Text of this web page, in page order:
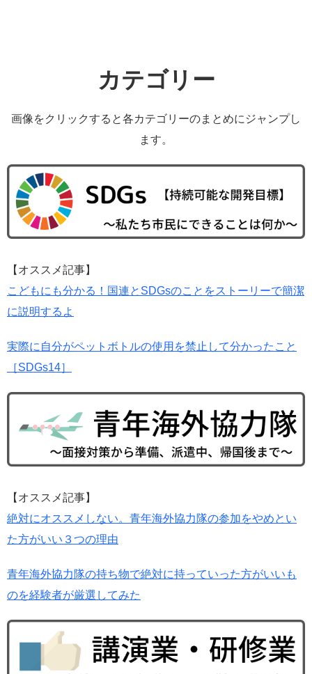
カテゴリー
画像をクリックすると各カテゴリーのまとめにジャンプし
ます。
【オススメ記事】
こどもにも分かる！国連とSDGsのことをストーリーで簡潔
に説明するよ
実際に自分がペットボトルの使用を禁止して分かったこと
［SDGs14］
【オススメ記事】
絶対にオススメしない。青年海外協力隊の参加をやめとい
た方がいい３つの理由
青年海外協力隊の持ち物で絶対に持っていった方がいいも
のを経験者が厳選してみた